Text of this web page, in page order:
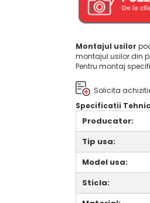
Montajul usilor
montajul usilor din
Pentru montaj
Solicita
Specificatii
Producator:
Tip usa:
Model usa:
Sticla: